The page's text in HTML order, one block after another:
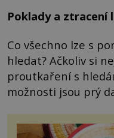
Poklady a ztracení
Co všechno lze s
hledat? Ačkoliv si
proutkaření s
možnosti jsou prý